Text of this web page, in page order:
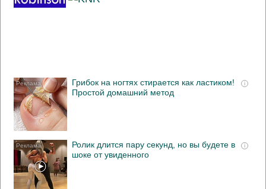
i
Грибок на ногтях стирается как ластиком!
Простой домашний метод
i
Ролик длится пару секунд, но вы будете в
шоке от увиденного